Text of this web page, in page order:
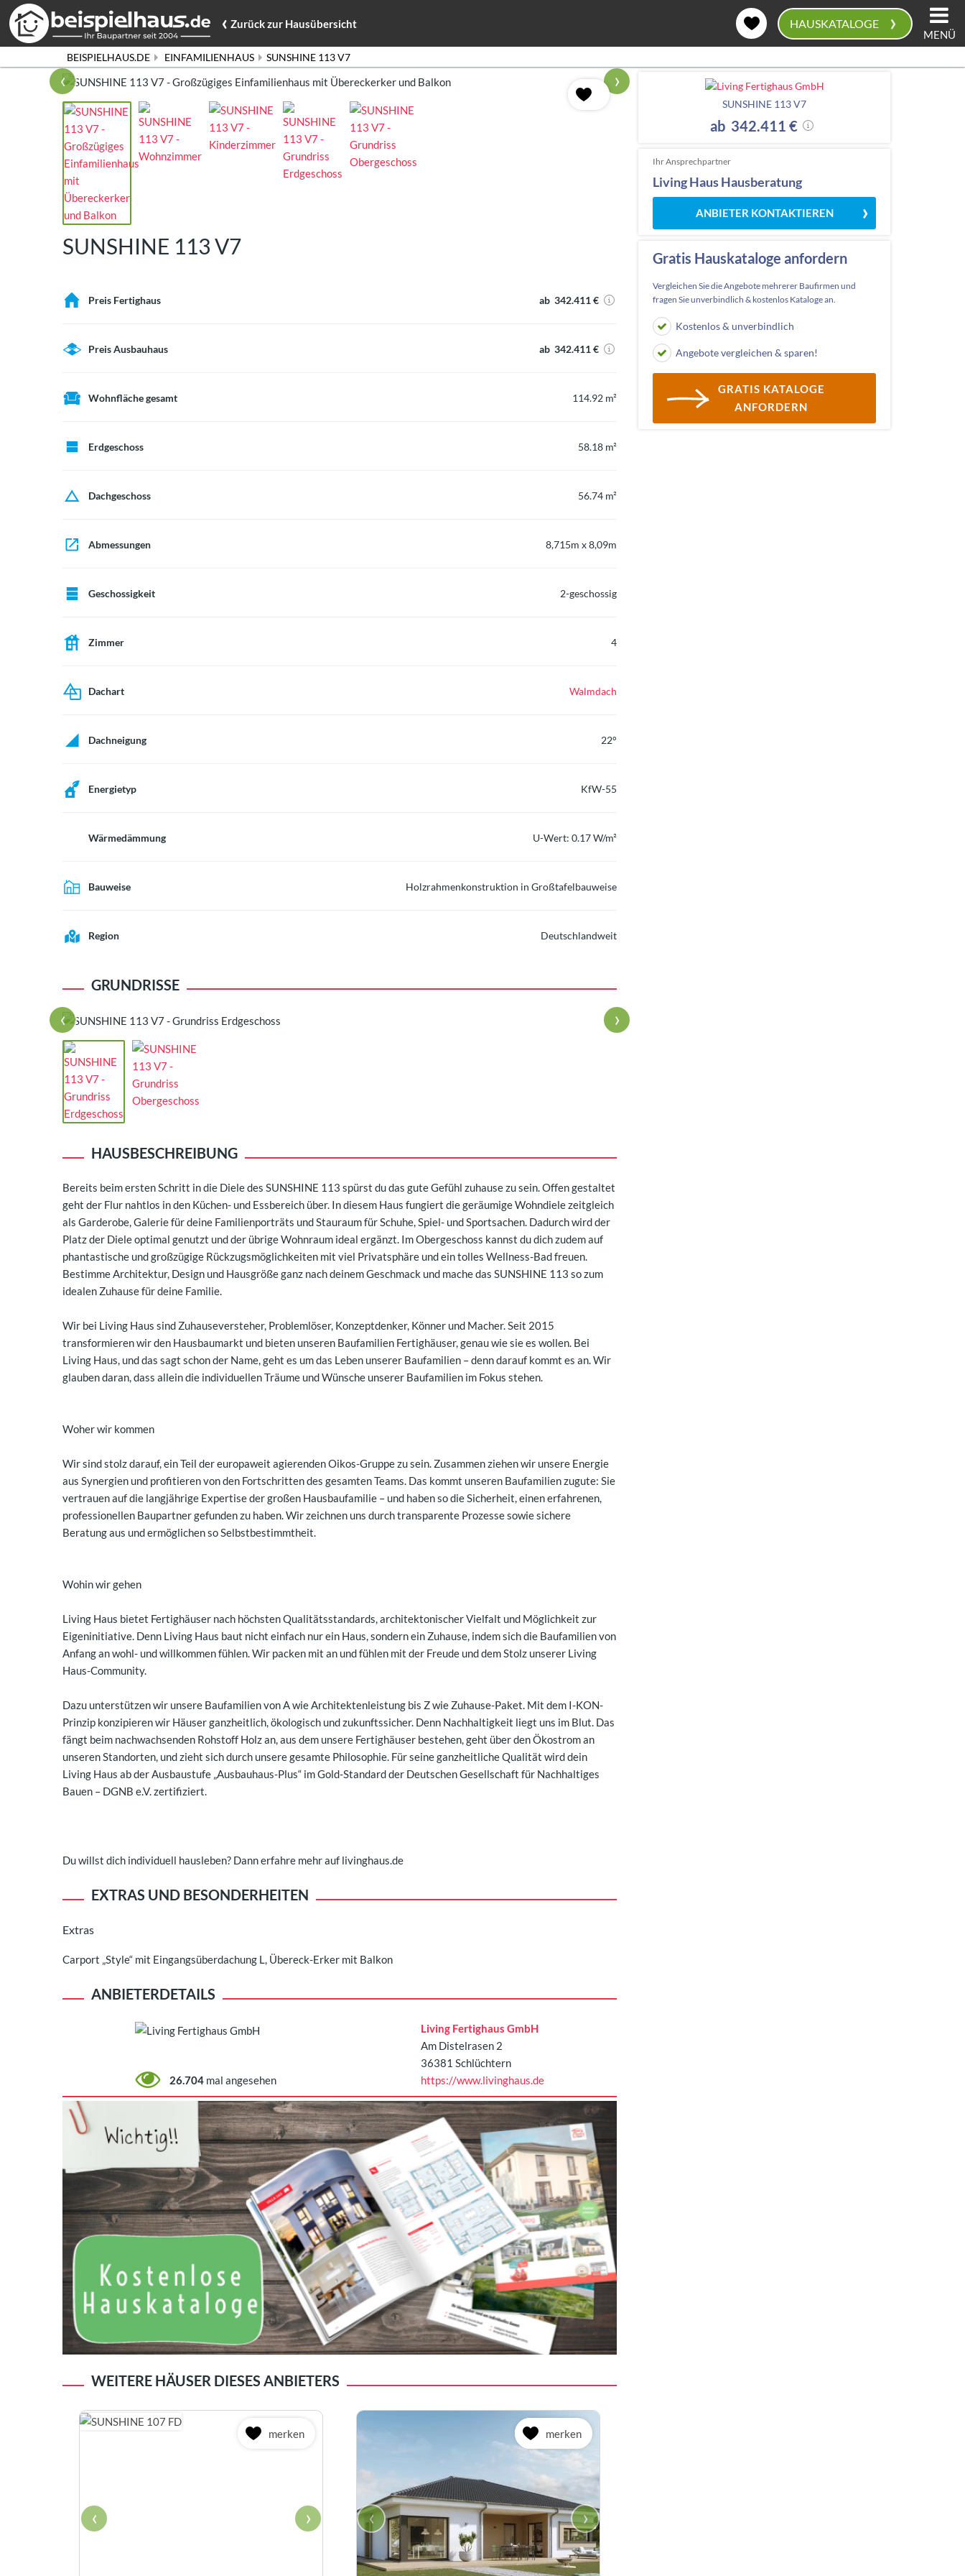
‹ Zurückzur Hausübersicht HAUSKATALOGE › MENÜ
BEISPIELHAUS.DE EINFAMILIENHAUS SUNSHINE 113 V7
‹ ›
SUNSHINE 113 V7
Preis Fertighaus ab 342.411 €
Preis Ausbauhaus ab 342.411 €
Wohnfläche gesamt 114.92 m²
Erdgeschoss 58.18 m²
Dachgeschoss 56.74 m²
Abmessungen 8,715m x 8,09m
Geschossigkeit 2-geschossig
Zimmer 4
Dachart Walmdach
Dachneigung 22°
Energietyp KfW-55
Wärmedämmung U-Wert: 0.17 W/m²
Bauweise Holzrahmenkonstruktion in Großtafelbauweise
Region Deutschlandweit
GRUNDRISSE
‹ ›
HAUSBESCHREIBUNG
Bereits beim ersten Schritt in die Diele des SUNSHINE 113 spürst du das gute Gefühl zuhause zu sein. Offen gestaltet
geht der Flur nahtlos in den Küchen- und Essbereich über. In diesem Haus fungiert die geräumige Wohndiele zeitgleich
als Garderobe, Galerie für deine Familienporträts und Stauraum für Schuhe, Spiel- und Sportsachen. Dadurch wird der
Platz der Diele optimal genutzt und der übrige Wohnraum ideal ergänzt. Im Obergeschoss kannst du dich zudem auf
phantastische und großzügige Rückzugsmöglichkeiten mit viel Privatsphäre und ein tolles Wellness-Bad freuen.
Bestimme Architektur, Design und Hausgröße ganz nach deinem Geschmack und mache das SUNSHINE 113 so zum
idealen Zuhause für deine Familie.
Wir bei Living Haus sind Zuhauseversteher, Problemlöser, Konzeptdenker, Könner und Macher. Seit 2015
transformieren wir den Hausbaumarkt und bieten unseren Baufamilien Fertighäuser, genau wie sie es wollen. Bei
Living Haus, und das sagt schon der Name, geht es um das Leben unserer Baufamilien – denn darauf kommt es an. Wir
glauben daran, dass allein die individuellen Träume und Wünsche unserer Baufamilien im Fokus stehen.
Woher wir kommen
Wir sind stolz darauf, ein Teil der europaweit agierenden Oikos-Gruppe zu sein. Zusammen ziehen wir unsere Energie
aus Synergien und profitieren von den Fortschritten des gesamten Teams. Das kommt unseren Baufamilien zugute: Sie
vertrauen auf die langjährige Expertise der großen Hausbaufamilie – und haben so die Sicherheit, einen erfahrenen,
professionellen Baupartner gefunden zu haben. Wir zeichnen uns durch transparente Prozesse sowie sichere
Beratung aus und ermöglichen so Selbstbestimmtheit.
Wohin wir gehen
Living Haus bietet Fertighäuser nach höchsten Qualitätsstandards, architektonischer Vielfalt und Möglichkeit zur
Eigeninitiative. Denn Living Haus baut nicht einfach nur ein Haus, sondern ein Zuhause, indem sich die Baufamilien von
Anfang an wohl- und willkommen fühlen. Wir packen mit an und fühlen mit der Freude und dem Stolz unserer Living
Haus-Community.
Dazu unterstützen wir unsere Baufamilien von A wie Architektenleistung bis Z wie Zuhause-Paket. Mit dem I-KON-
Prinzip konzipieren wir Häuser ganzheitlich, ökologisch und zukunftssicher. Denn Nachhaltigkeit liegt uns im Blut. Das
fängt beim nachwachsenden Rohstoff Holz an, aus dem unsere Fertighäuser bestehen, geht über den Ökostrom an
unseren Standorten, und zieht sich durch unsere gesamte Philosophie. Für seine ganzheitliche Qualität wird dein
Living Haus ab der Ausbaustufe „Ausbauhaus-Plus“ im Gold-Standard der Deutschen Gesellschaft für Nachhaltiges
Bauen – DGNB e.V. zertifiziert.
Du willst dich individuell hausleben? Dann erfahre mehr auf livinghaus.de
EXTRAS UND BESONDERHEITEN
Extras
Carport „Style“ mit Eingangsüberdachung L, Übereck-Erker mit Balkon
ANBIETERDETAILS
26.704mal angesehen
Living Fertighaus GmbH
Am Distelrasen 2
36381 Schlüchtern
https://www.livinghaus.de
WEITERE HÄUSER DIESES ANBIETERS
merken
‹ ›
merken
‹ ›
SUNSHINE 113 V7
ab 342.411 €
Ihr Ansprechpartner
Living Haus Hausberatung
ANBIETER KONTAKTIEREN
Gratis Hauskataloge anfordern
Vergleichen Sie die Angebote mehrerer Baufirmen und
fragen Sie unverbindlich & kostenlos Kataloge an.
Kostenlos & unverbindlich
Angebote vergleichen & sparen!
GRATIS KATALOGE
ANFORDERN